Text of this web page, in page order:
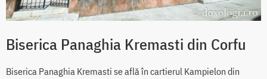
Biserica Panaghia Kremasti din Corfu
Biserica Panaghia Kremasti se află în cartierul Kampielon din